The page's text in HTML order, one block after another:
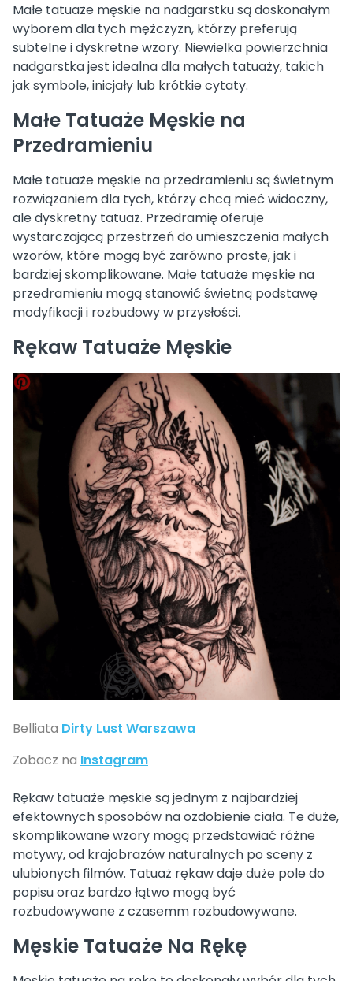
Małe tatuaże męskie na nadgarstku są doskonałym
wyborem dla tych mężczyzn, którzy preferują
subtelne i dyskretne wzory. Niewielka powierzchnia
nadgarstka jest idealna dla małych tatuaży, takich
jak symbole, inicjały lub krótkie cytaty.
Małe Tatuaże Męskie na
Przedramieniu
Małe tatuaże męskie na przedramieniu są świetnym
rozwiązaniem dla tych, którzy chcą mieć widoczny,
ale dyskretny tatuaż. Przedramię oferuje
wystarczającą przestrzeń do umieszczenia małych
wzorów, które mogą być zarówno proste, jak i
bardziej skomplikowane. Małe tatuaże męskie na
przedramieniu mogą stanowić świetną podstawę
modyfikacji i rozbudowy w przysłości.
Rękaw Tatuaże Męskie
Belliata Dirty Lust Warszawa
Zobacz na Instagram
Rękaw tatuaże męskie są jednym z najbardziej
efektownych sposobów na ozdobienie ciała. Te duże,
skomplikowane wzory mogą przedstawiać różne
motywy, od krajobrazów naturalnych po sceny z
ulubionych filmów. Tatuaż rękaw daje duże pole do
popisu oraz bardzo łątwo mogą być
rozbudowywane z czasemm rozbudowywane.
Męskie Tatuaże Na Rękę